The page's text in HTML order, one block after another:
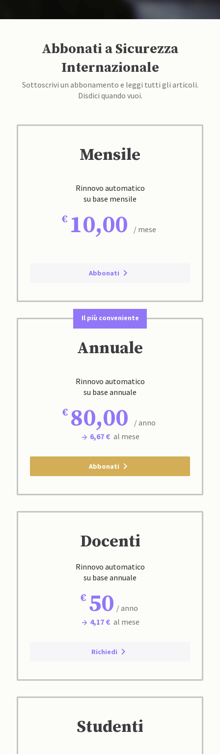
Abbonati a Sicurezza
Internazionale
Sottoscrivi un abbonamento e leggi tutti gli articoli.
Disdici quando vuoi.
Mensile
Rinnovo automatico
su base mensile
10,00 / mese
Abbonati
Il più conveniente
Annuale
Rinnovo automatico
su base annuale
80,00
/ anno
6,67 € al mese
Abbonati
Docenti
Rinnovo automatico
su base annuale
50 / anno
4,17 € al mese
Richiedi
Studenti